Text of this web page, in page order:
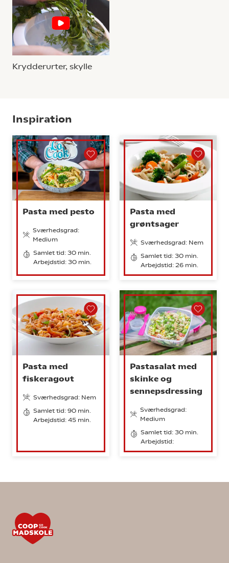
Krydderurter, skylle
Inspiration
Pasta med pesto
Sværhedsgrad:
Medium
Samlet tid: 30 min.
Arbejdstid: 30 min.
Pasta med
grøntsager
Sværhedsgrad: Nem
Samlet tid: 30 min.
Arbejdstid: 26 min.
Pasta med
fiskeragout
Sværhedsgrad: Nem
Samlet tid: 90 min.
Arbejdstid: 45 min.
Pastasalat med
skinke og
sennepsdressing
Sværhedsgrad:
Medium
Samlet tid: 30 min.
Arbejdstid: